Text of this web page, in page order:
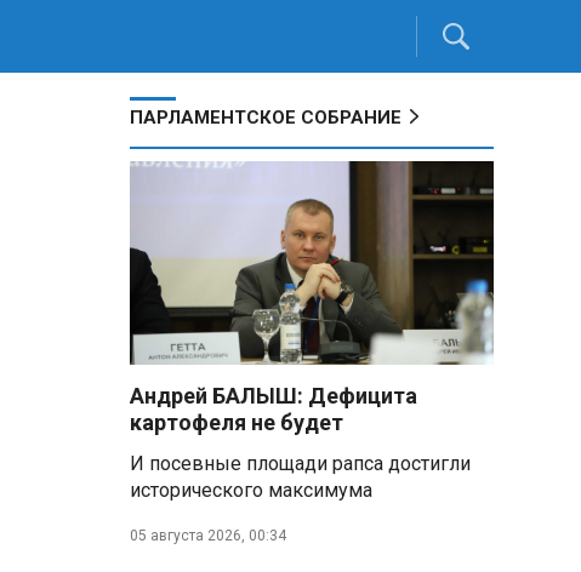
ПАРЛАМЕНТСКОЕ СОБРАНИЕ
Андрей БАЛЫШ: Дефицита
картофеля не будет
И посевные площади рапса достигли
исторического максимума
05 августа 2026, 00:34